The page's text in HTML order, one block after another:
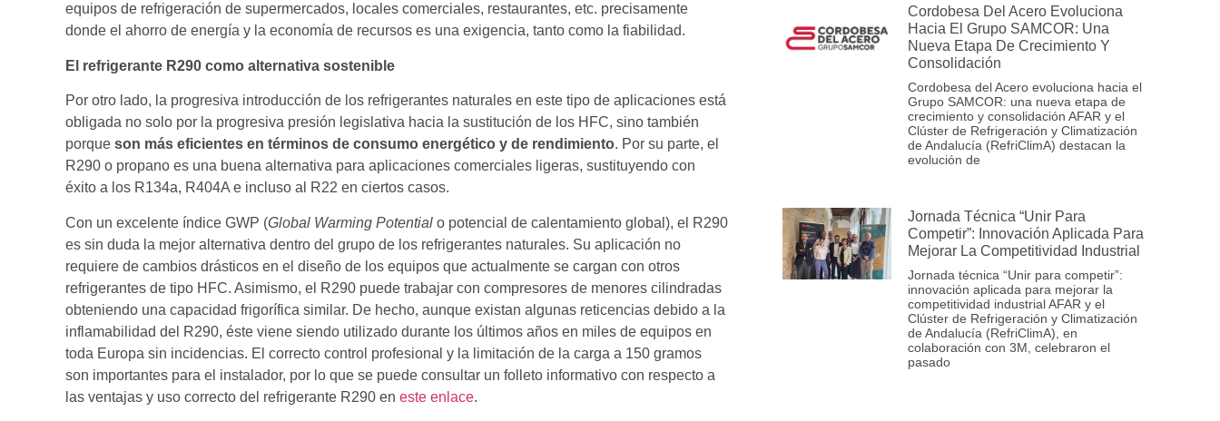
equipos de refrigeración de supermercados, locales comerciales, restaurantes, etc. precisamente
donde el ahorro de energía y la economía de recursos es una exigencia, tanto como la fiabilidad.
El refrigerante R290 como alternativa sostenible
Por otro lado, la progresiva introducción de los refrigerantes naturales en este tipo de aplicaciones está
obligada no solo por la progresiva presión legislativa hacia la sustitución de los HFC, sino también
porque son más eficientes en términos de consumo energético y de rendimiento. Por su parte, el
R290 o propano es una buena alternativa para aplicaciones comerciales ligeras, sustituyendo con
éxito a los R134a, R404A e incluso al R22 en ciertos casos.
Con un excelente índice GWP (Global Warming Potential o potencial de calentamiento global), el R290
es sin duda la mejor alternativa dentro del grupo de los refrigerantes naturales. Su aplicación no
requiere de cambios drásticos en el diseño de los equipos que actualmente se cargan con otros
refrigerantes de tipo HFC. Asimismo, el R290 puede trabajar con compresores de menores cilindradas
obteniendo una capacidad frigorífica similar. De hecho, aunque existan algunas reticencias debido a la
inflamabilidad del R290, éste viene siendo utilizado durante los últimos años en miles de equipos en
toda Europa sin incidencias. El correcto control profesional y la limitación de la carga a 150 gramos
son importantes para el instalador, por lo que se puede consultar un folleto informativo con respecto a
las ventajas y uso correcto del refrigerante R290 en este enlace.
Cordobesa Del Acero Evoluciona
Hacia El Grupo SAMCOR: Una
Nueva Etapa De Crecimiento Y
Consolidación
Cordobesa del Acero evoluciona hacia el
Grupo SAMCOR: una nueva etapa de
crecimiento y consolidación AFAR y el
Clúster de Refrigeración y Climatización
de Andalucía (RefriClimA) destacan la
evolución de
Jornada Técnica “Unir Para
Competir”: Innovación Aplicada Para
Mejorar La Competitividad Industrial
Jornada técnica “Unir para competir”:
innovación aplicada para mejorar la
competitividad industrial AFAR y el
Clúster de Refrigeración y Climatización
de Andalucía (RefriClimA), en
colaboración con 3M, celebraron el
pasado